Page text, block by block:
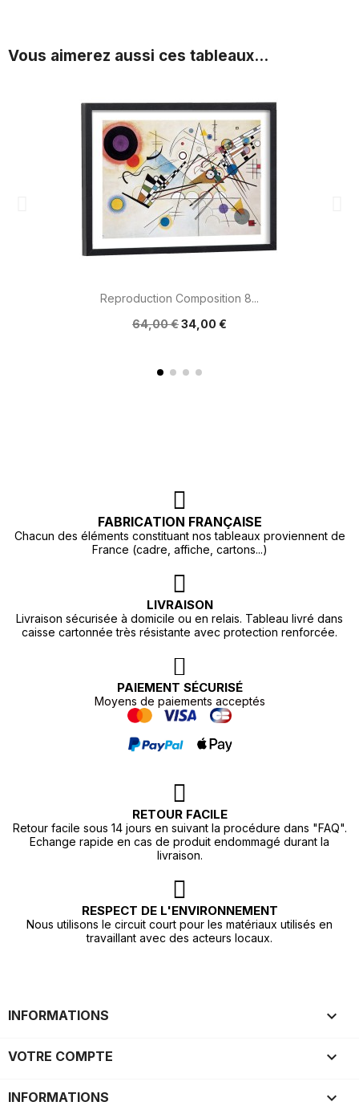
Vous aimerez aussi ces tableaux...
Reproduction Composition 8...
64,00 €34,00 €
FABRICATION FRANÇAISE
Chacun des éléments constituant nos tableaux proviennent de
France (cadre, affiche, cartons...)
LIVRAISON
Livraison sécurisée à domicile ou en relais. Tableau livré dans
caisse cartonnée très résistante avec protection renforcée.
PAIEMENT SÉCURISÉ
Moyens de paiements acceptés
RETOUR FACILE
Retour facile sous 14 jours en suivant la procédure dans "FAQ".
Echange rapide en cas de produit endommagé durant la
livraison.
RESPECT DE L'ENVIRONNEMENT
Nous utilisons le circuit court pour les matériaux utilisés en
travaillant avec des acteurs locaux.
INFORMATIONS 
VOTRE COMPTE 
INFORMATIONS keyboard_arrow_down